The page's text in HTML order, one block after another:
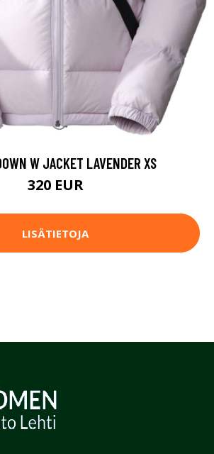
W JACKET LAVENDER XS
320 EUR
LISÄTIETOJA